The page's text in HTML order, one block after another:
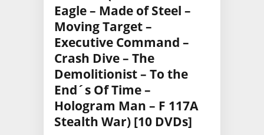
Eagle – Made of Steel –
Moving Target –
Executive Command –
Crash Dive – The
Demolitionist – To the
End´s Of Time –
Hologram Man – F 117A
Stealth War) [10 DVDs]